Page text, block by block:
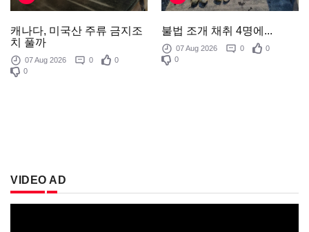
캐나다, 미국산 주류 금지조
치 풀까
07 Aug 2026 0
0
0
불법 조개 채취 4명에...
07 Aug 2026 0
0
0
VIDEO AD